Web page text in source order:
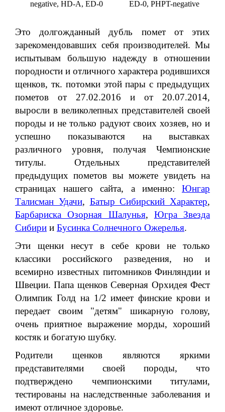
negative, HD-A, ED-0
ED-0, PHPT-negative
Это долгожданный дубль помет от этих
зарекомендовавших себя производителей. Мы
испытывам большую надежду в отношении
породности и отличного характера родившихся
щенков, тк. потомки этой пары с предыдущих
пометов от 27.02.2016 и от 20.07.2014,
выросли в великолепных представителей своей
породы и не только радуют своих хозяев, но и
успешно показываются на выставках
различного уровня, получая Чемпионские
титулы. Отдельных представителей
предыдущих пометов вы можете увидеть на
страницах нашего сайта, а именно: Юнгар
Талисман Удачи, Батыр Сибирский Характер,
Барбариска Озорная Шалунья, Югра Звезда
Сибири и Бусинка Солнечного Ожерелья.
Эти щенки несут в себе крови не только
классики российского разведения, но и
всемирно известных питомников Финляндии и
Швеции. Папа щенков Северная Орхидея Фест
Олимпик Голд на 1/2 имеет финские крови и
передает своим "детям" шикарную голову,
очень приятное выражение морды, хороший
костяк и богатую шубку.
Родители щенков являются яркими
представителями своей породы, что
подтверждено чемпионскими титулами,
тестированы на наследственные заболевания и
имеют отличное здоровье.